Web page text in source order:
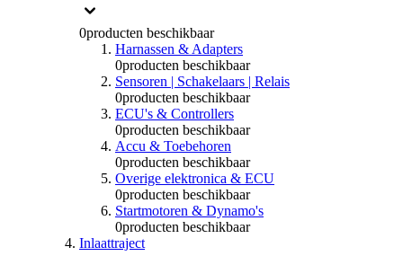
0producten beschikbaar
Harnassen & Adapters
0producten beschikbaar
Sensoren | Schakelaars | Relais
0producten beschikbaar
ECU's & Controllers
0producten beschikbaar
Accu & Toebehoren
0producten beschikbaar
Overige elektronica & ECU
0producten beschikbaar
Startmotoren & Dynamo's
0producten beschikbaar
Inlaattraject